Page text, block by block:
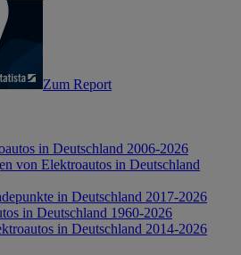
Zum Report
in Deutschland 2006-2026
von Elektroautos in Deutschland
in Deutschland 2017-2026
in Deutschland 1960-2026
in Deutschland 2014-2026